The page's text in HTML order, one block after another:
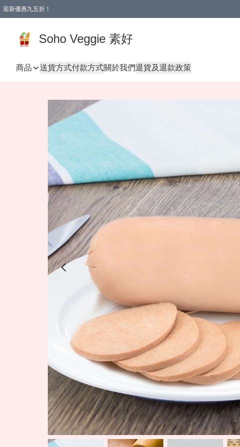
迎新優惠九五折！
Soho Veggie 素好
商品 送貨方式付款方式關於我們退貨及退款政策